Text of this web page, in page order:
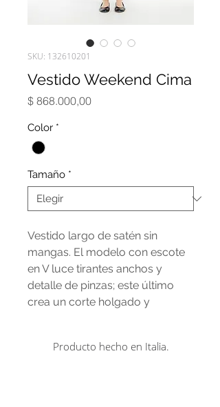
SKU: 132610201
Vestido Weekend Cima
$ 868.000,00Precio
Color *
Tamaño *
Vestido largo de satén sin
mangas. El modelo con escote
en V luce tirantes anchos y
detalle de pinzas; este último
crea un corte holgado y
Producto hecho en Italia.